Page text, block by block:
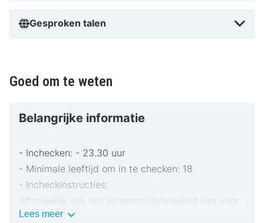
Gesproken talen
Goed om te weten
Belangrijke informatie
- Inchecken: - 23.30 uur
- Minimale leeftijd om in te checken: 18
- Incheckinstructies:
Afhankelijk van het accommodatiebeleid kan voor
extra personen een toeslag in rekening worden
Lees meerBelangrijke